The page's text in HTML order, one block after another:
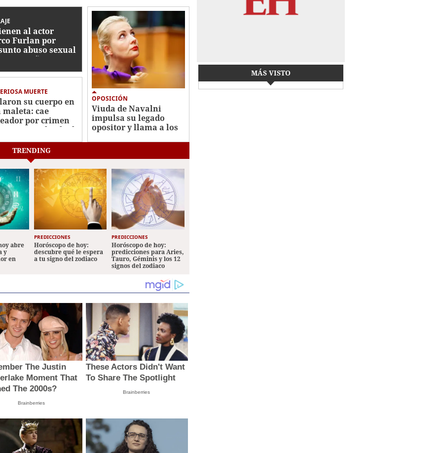
al actor
Furlan por
abuso sexual
un niño autista
MUERTE
su cuerpo en
maleta: cae
por crimen
Elisabeth
OPOSICIÓN
Viuda de Navalni
impulsa su legado
opositor y llama a los
MÁS VISTO
TRENDING
abre
y
en
PREDICCIONES
Horóscopo de hoy:
descubre qué le espera
a tu signo del zodiaco
PREDICCIONES
Horóscopo de hoy:
predicciones para Aries,
Tauro, Géminis y los 12
signos del zodiaco
The Justin
Moment That
The 2000s?
Brainberries
These Actors Didn't Want
To Share The Spotlight
Brainberries